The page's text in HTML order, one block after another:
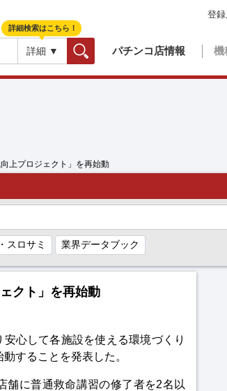
詳細 ▼ パチンコ店情報 機
登
詳細検索はこちら！
上プロジェクト」を再始動
スロサミ 業界データブック
クト」を再始動
心して各施設を使える環境づくり
することを発表した。
舗に普通救命講習の修了者を2名以